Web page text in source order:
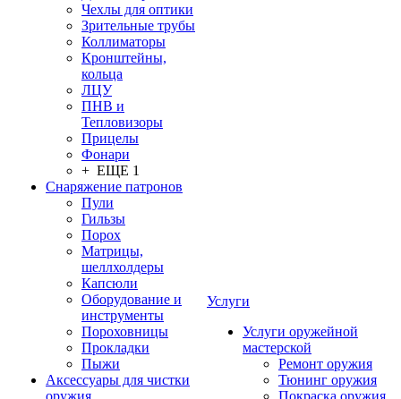
Чехлы для оптики
Зрительные трубы
Коллиматоры
Кронштейны,
кольца
ЛЦУ
ПНВ и
Тепловизоры
Прицелы
Фонари
+ ЕЩЕ 1
Снаряжение патронов
Пули
Гильзы
Порох
Матрицы,
шеллхолдеры
Капсюли
Оборудование и
инструменты
Пороховницы
Прокладки
Пыжи
Аксессуары для чистки
оружия
Услуги
Услуги оружейной
мастерской
Ремонт оружия
Тюнинг оружия
Покраска оружия